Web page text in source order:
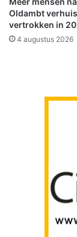
h
t
l
a
s
Oldambt
vertrokken in
4 augustus 2026
–